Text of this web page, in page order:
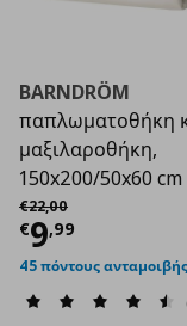
BARNDRÖM
παπλωματοθήκη
μαξιλαροθήκη,
150x200/50x60 cm
€22,00
Αρχική τιμή
€9,99
Τρέχουσα
45 πόντους ανταμοιβής